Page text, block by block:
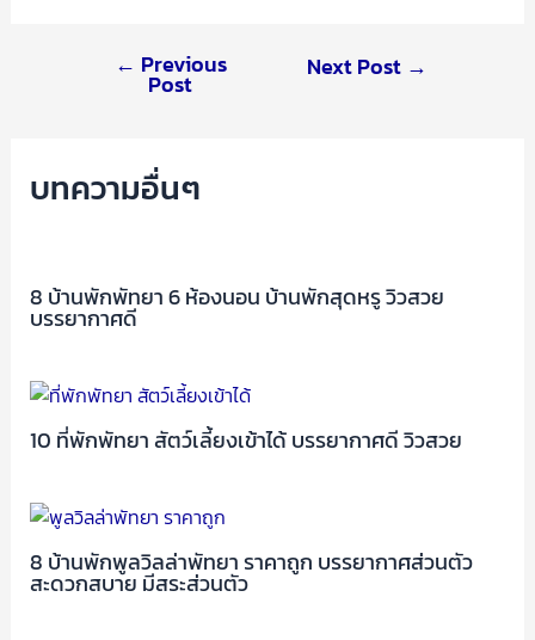
← Previous
Post
Next Post →
บทความอื่นๆ
8 บ้านพักพัทยา 6 ห้องนอน บ้านพักสุดหรู วิวสวย
บรรยากาศดี
10 ที่พักพัทยา สัตว์เลี้ยงเข้าได้ บรรยากาศดี วิวสวย
8 บ้านพักพูลวิลล่าพัทยา ราคาถูก บรรยากาศส่วนตัว
สะดวกสบาย มีสระส่วนตัว